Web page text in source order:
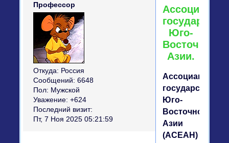
Профессор
Откуда: Россия
Сообщений: 6648
Пол: Мужской
Уважение: +624
Последний визит:
Пт, 7 Ноя 2025 05:21:59
Ассоциация
государств
Юго-
Восточной
Азии.
Ассоциация
государств
Юго-
Восточной
Азии
(АСЕАН)